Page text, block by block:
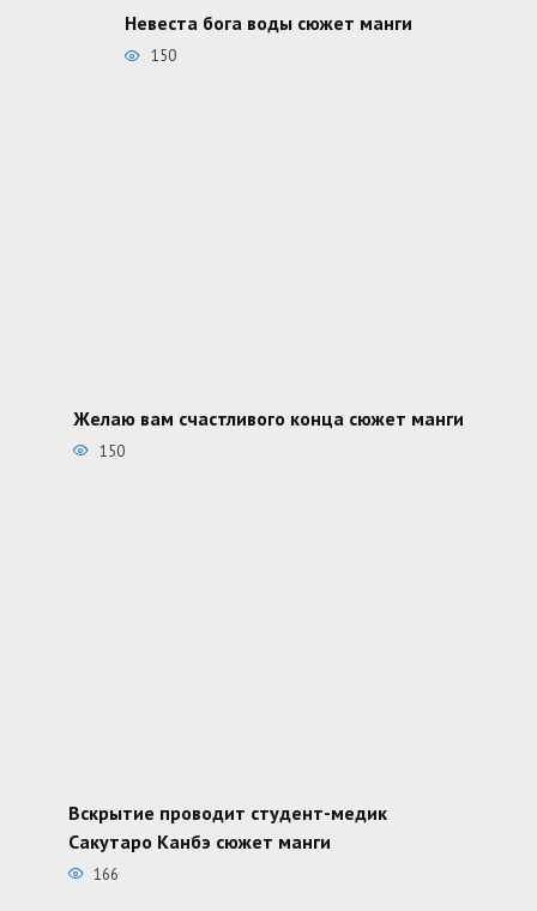
Невеста бога воды сюжет манги
150
Желаю вам счастливого конца сюжет манги
150
Вскрытие проводит студент-медик
Сакутаро Канбэ сюжет манги
166